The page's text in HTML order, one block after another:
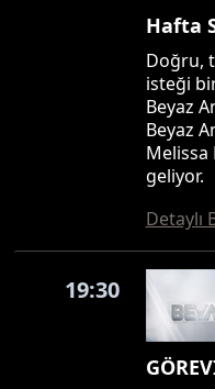
Hafta
Doğru,
isteği
Beyaz
Beyaz
Melissa
geliyor.
Detaylı
19:30